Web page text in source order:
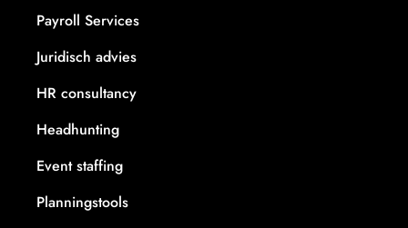
Payroll Services
Juridisch advies
HR consultancy
Headhunting
Event staffing
Planningstools